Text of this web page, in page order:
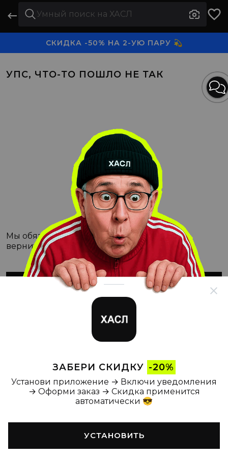
ЗАБЕРИ СКИДКУ -20%
Установи приложение → Включи уведомления
→ Оформи заказ → Скидка применится
автоматически 😎
УСТАНОВИТЬ
СКИДКА -50% НА 2-УЮ ПАРУ 💫
УПС, ЧТО-ТО ПОШЛО НЕ ТАК
Мы обязательно с этим разберёмся, а пока
вернитесь на Главную
ВЕРНУТЬСЯ НА ГЛАВНУЮ
Главная Каталог Корзина Новости Профиль